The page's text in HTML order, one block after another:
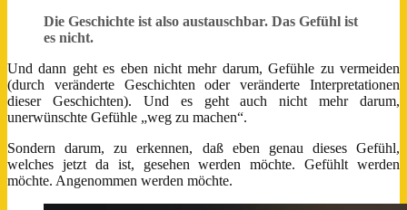
Die Geschichte ist also austauschbar. Das Gefühl ist
es nicht.
Und dann geht es eben nicht mehr darum, Gefühle zu vermeiden
(durch veränderte Geschichten oder veränderte Interpretationen
dieser Geschichten). Und es geht auch nicht mehr darum,
unerwünschte Gefühle „weg zu machen“.
Sondern darum, zu erkennen, daß eben genau dieses Gefühl,
welches jetzt da ist, gesehen werden möchte. Gefühlt werden
möchte. Angenommen werden möchte.